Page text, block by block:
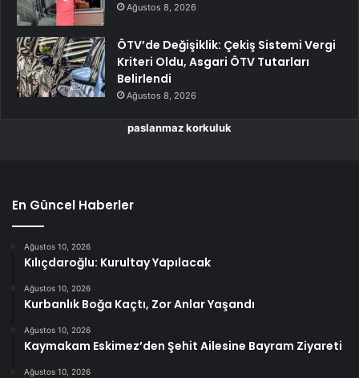
Ağustos 8, 2026
ÖTV’de Değişiklik: Çekiş Sistemi Vergi
Kriteri Oldu, Asgari ÖTV Tutarları
Belirlendi
Ağustos 8, 2026
paslanmaz korkuluk
En Güncel Haberler
Ağustos 10, 2026
Kılıçdaroğlu: Kurultay Yapılacak
Ağustos 10, 2026
Kurbanlık Boğa Kaçtı, Zor Anlar Yaşandı
Ağustos 10, 2026
Kaymakam Eskimez’den Şehit Ailesine Bayram Ziyareti
Ağustos 10, 2026